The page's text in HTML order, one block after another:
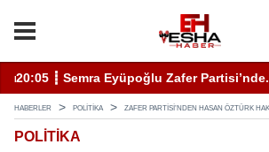
Hizmet İçin Bilinmesi Gerekenler
20:05 ┋ Semra Eyüpoğlu Zafer Partisi’nde.
HABERLER POLITIKA ZAFER PARTISI’NDEN HASAN ÖZTÜRK
POLITIKA